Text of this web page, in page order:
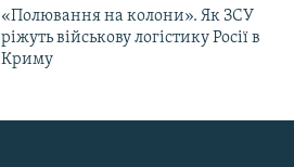
«Полювання на колони». Як ЗСУ
ріжуть військову логістику Росії в
Криму